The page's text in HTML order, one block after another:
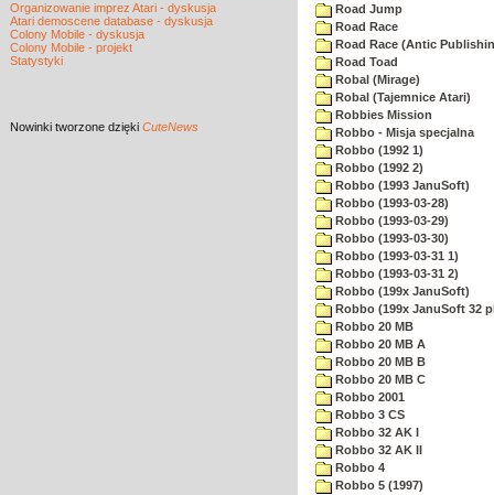
Organizowanie imprez Atari - dyskusja
Atari demoscene database - dyskusja
Colony Mobile - dyskusja
Colony Mobile - projekt
Statystyki
Nowinki tworzone dzięki CuteNews
Road Jump
Road Race
Road Race (Antic
Road Toad
Robal (Mirage)
Robal (Tajemnice Atari)
Robbies Mission
Robbo - Misja specjalna
Robbo (1992 1)
Robbo (1992 2)
Robbo (1993 JanuSoft)
Robbo (1993-03-28)
Robbo (1993-03-29)
Robbo (1993-03-30)
Robbo (1993-03-31 1)
Robbo (1993-03-31 2)
Robbo (199x JanuSoft)
Robbo (199x JanuSoft 32
Robbo 20 MB
Robbo 20 MB A
Robbo 20 MB B
Robbo 20 MB C
Robbo 2001
Robbo 3 CS
Robbo 32 AK I
Robbo 32 AK II
Robbo 4
Robbo 5 (1997)